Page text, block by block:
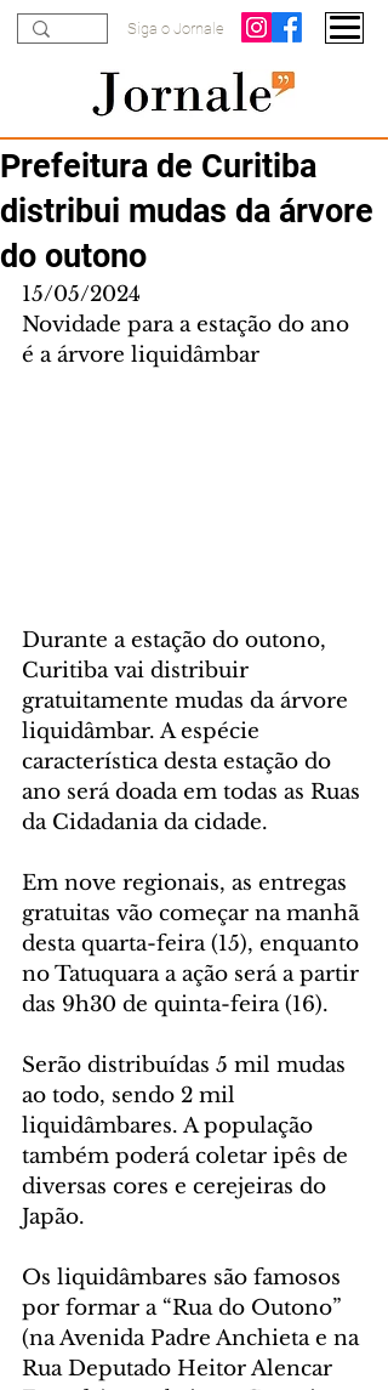
Siga o Jornale
Prefeitura de Curitiba
distribui mudas da árvore
do outono
15/05/2024
Novidade para a estação do ano
é a árvore liquidâmbar
Durante a estação do outono,
Curitiba vai distribuir
gratuitamente mudas da árvore
liquidâmbar. A espécie
característica desta estação do
ano será doada em todas as Ruas
da Cidadania da cidade.
Em nove regionais, as entregas
gratuitas vão começar na manhã
desta quarta-feira (15), enquanto
no Tatuquara a ação será a partir
das 9h30 de quinta-feira (16).
Serão distribuídas 5 mil mudas
ao todo, sendo 2 mil
liquidâmbares. A população
também poderá coletar ipês de
diversas cores e cerejeiras do
Japão.
Os liquidâmbares são famosos
por formar a “Rua do Outono”
(na Avenida Padre Anchieta e na
Rua Deputado Heitor Alencar